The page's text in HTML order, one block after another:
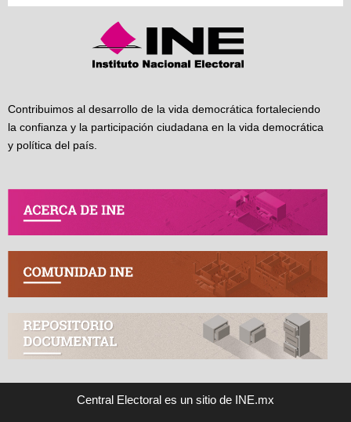
Contribuimos al desarrollo de la vida democrática fortaleciendo
la confianza y la participación ciudadana en la vida democrática
y política del país.
Central Electoral es un sitio de INE.mx